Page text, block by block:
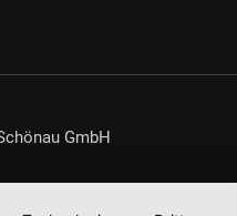
GmbH